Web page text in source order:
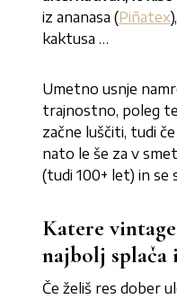
iz ananasa (Piñatex
kaktusa …
Umetno usnje
trajnostno, poleg
začne luščiti, tudi
nato le še za v
(tudi 100+ let) in se
Katere
najbolj splača
Če želiš res dober